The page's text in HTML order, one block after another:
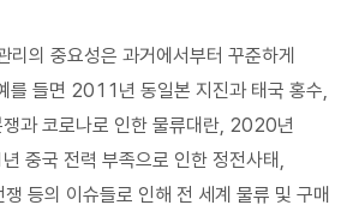
리의 중요성은 과거에서부터 꾸준하게
를 들면 2011년 동일본 지진과 태국 홍수,
과 코로나로 인한 물류대란, 2020년
중국 전력 부족으로 인한 정전사태,
등의 이슈들로 인해 전 세계 물류 및 구매